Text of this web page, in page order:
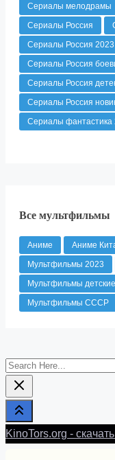
Сериалы мелодрамы
Сериалы Россия
Сериалы Россия 2023
Сериалы Россия
Сериалы Россия
Сериалы Россия
Сериалы фантастика
Все мультфильмы
Аниме Аниме
Мультфильмы 2023
Мультфильмы детские
Мультфильмы СССР
Search
Here...
KinoTors.org -